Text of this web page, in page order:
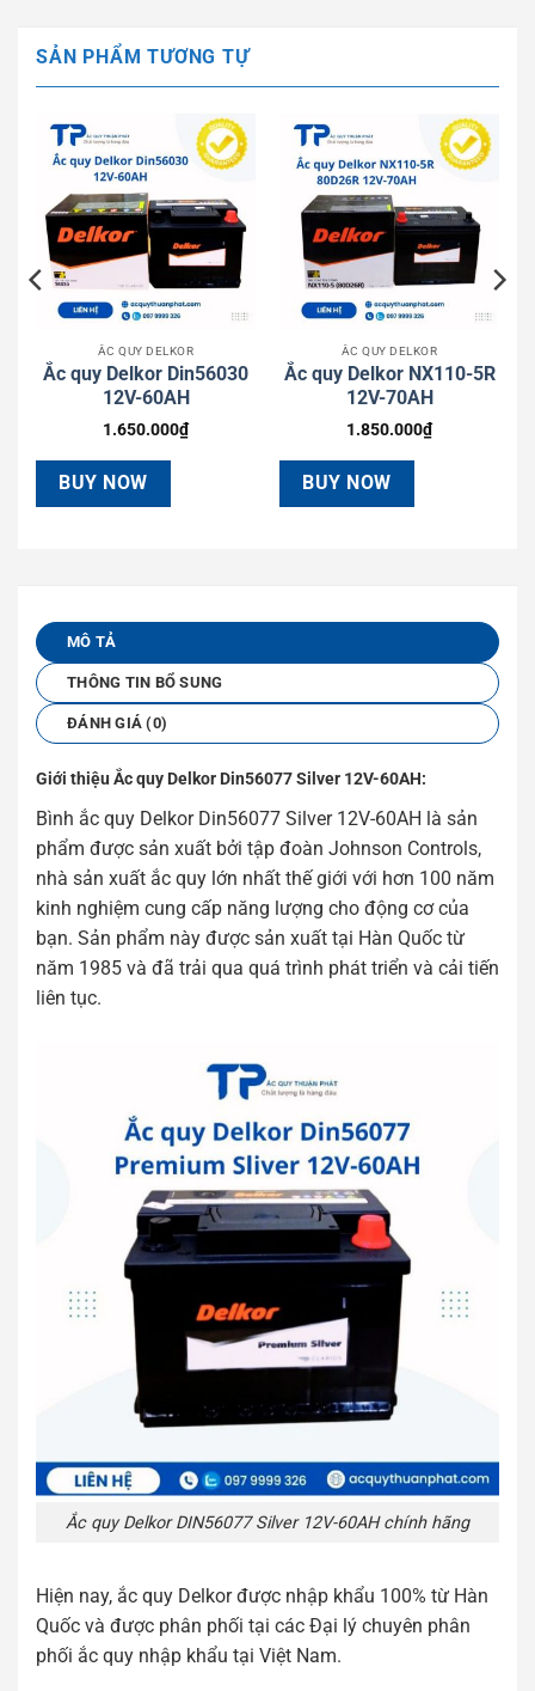
SẢN PHẨM TƯƠNG TỰ
ẮC QUY DELKOR
Ắc quy Delkor Din56030
12V-60AH
1.650.000₫
BUY NOW
ẮC QUY DELKOR
Ắc quy Delkor NX110-5R
12V-70AH
1.850.000₫
BUY NOW
MÔ TẢ
THÔNG TIN BỔ SUNG
ĐÁNH GIÁ (0)
Giới thiệu Ắc quy Delkor Din56077 Silver 12V-60AH:
Bình ắc quy Delkor Din56077 Silver 12V-60AH là sản
phẩm được sản xuất bởi tập đoàn Johnson Controls,
nhà sản xuất ắc quy lớn nhất thế giới với hơn 100 năm
kinh nghiệm cung cấp năng lượng cho động cơ của
bạn. Sản phẩm này được sản xuất tại Hàn Quốc từ
năm 1985 và đã trải qua quá trình phát triển và cải tiến
liên tục.
Ắc quy Delkor DIN56077 Silver 12V-60AH chính hãng
Hiện nay, ắc quy Delkor được nhập khẩu 100% từ Hàn
Quốc và được phân phối tại các Đại lý chuyên phân
phối ắc quy nhập khẩu tại Việt Nam.